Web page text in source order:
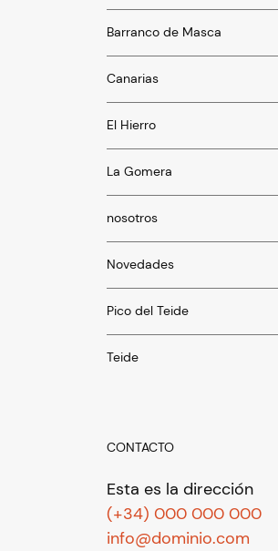
Barranco de Masca
Canarias
El Hierro
La Gomera
nosotros
Novedades
Pico del Teide
Teide
CONTACTO
Esta es la dirección
(+34) 000 000 000
info@dominio.com